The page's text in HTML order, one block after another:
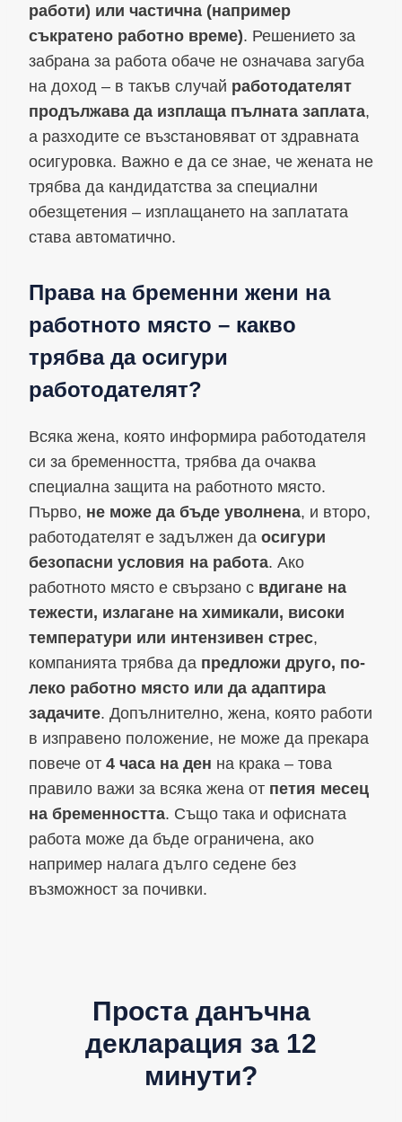
работи) или частична (например
съкратено работно време). Решението за
забрана за работа обаче не означава загуба
на доход – в такъв случай работодателят
продължава да изплаща пълната заплата,
а разходите се възстановяват от здравната
осигуровка. Важно е да се знае, че жената не
трябва да кандидатства за специални
обезщетения – изплащането на заплатата
става автоматично.
Права на бременни жени на
работното място – какво
трябва да осигури
работодателят?
Всяка жена, която информира работодателя
си за бременността, трябва да очаква
специална защита на работното място.
Първо, не може да бъде уволнена, и второ,
работодателят е задължен да осигури
безопасни условия на работа. Ако
работното място е свързано с вдигане на
тежести, излагане на химикали, високи
температури или интензивен стрес,
компанията трябва да предложи друго, по-
леко работно място или да адаптира
задачите. Допълнително, жена, която работи
в изправено положение, не може да прекара
повече от 4 часа на ден на крака – това
правило важи за всяка жена от петия месец
на бременността. Също така и офисната
работа може да бъде ограничена, ако
например налага дълго седене без
възможност за почивки.
Проста данъчна
декларация за 12
минути?